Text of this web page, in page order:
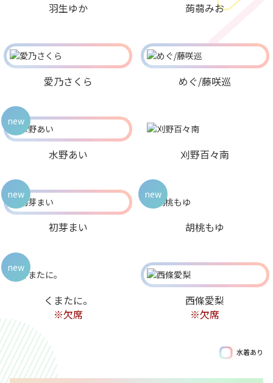
羽生ゆか 蒟蒻みお
愛乃さくら めぐ/藤咲巡
水野あい
new
刈野百々南
初芽まい
new
胡桃もゆ
new
くまたに。
※欠席
new
西條愛梨
※欠席
水着あり